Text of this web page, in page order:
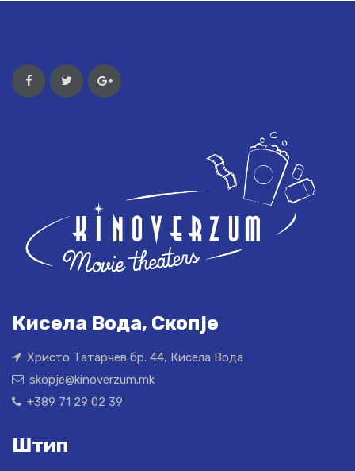
Кисела Вода, Скопје
Христо Татарчев бр. 44, Кисела Вода
skopje@kinoverzum.mk
+389 71 29 02 39
Штип